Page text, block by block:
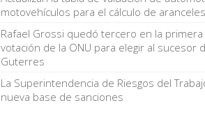
motovehículos para el cálculo de aranceles
Rafael Grossi quedó tercero en la primera
votación de la ONU para elegir al sucesor
Guterres
La Superintendencia de Riesgos del
nueva base de sanciones